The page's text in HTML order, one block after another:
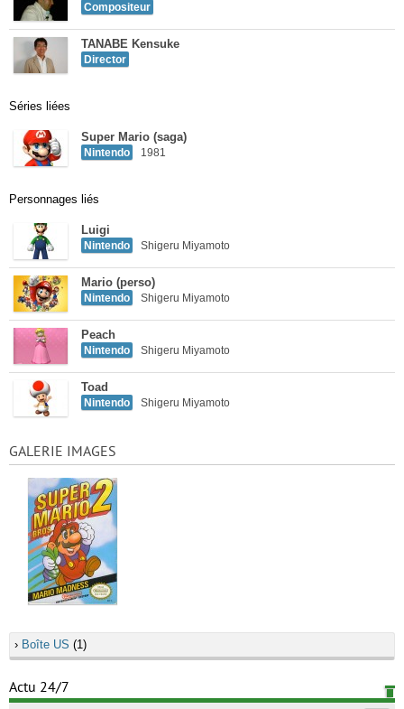
Compositeur
TANABE Kensuke
Director
Séries liées
Super Mario (saga)
Nintendo 1981
Personnages liés
Luigi
Nintendo Shigeru Miyamoto
Mario (perso)
Nintendo Shigeru Miyamoto
Peach
Nintendo Shigeru Miyamoto
Toad
Nintendo Shigeru Miyamoto
GALERIE IMAGES
› Boîte US (1)
Actu 24/7